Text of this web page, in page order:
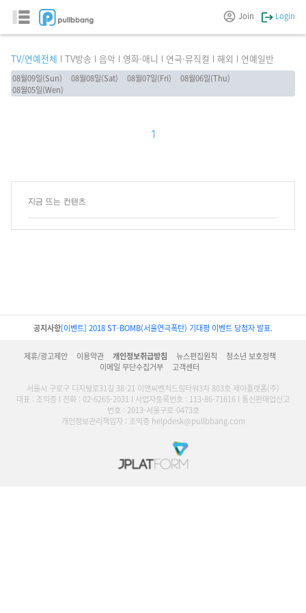
Join Login
TV/연예전체 TV방송 음악 영화·애니 연극·뮤직컬 해외 연예일반
08월09일(Sun) 08월08일(Sat) 08월07일(Fri)
08월06일(Thu)
08월05일(Wen)
1
지금 뜨는 컨텐츠
공지사항[이벤트] 2018 ST-BOMB(서울연극폭탄) 기대평 이벤트 당첨자 발표.
제휴/광고제안 이용약관 개인정보취급방침 뉴스편집원칙
청소년 보호정책
이메일 무단수집거부
고객센터
서울시 구로구 디지털로31길 38-21 이앤씨벤처드림타워3차 803호 제이플랫폼(주)
대표 : 조익증 l 전화 : 02-6265-2031 l 사업자등록번호 : 113-86-71616 l 통신판매업신고
번호 : 2013-서울구로-0473호
개인정보관리책임자 : 조익증 helpdesk@pullbbang.com